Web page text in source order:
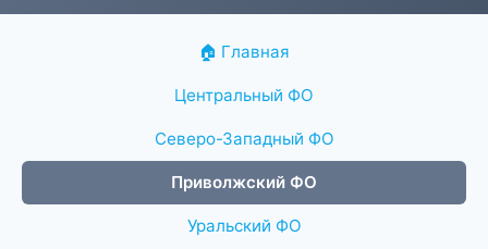
🏠 Главная
Центральный ФО
Северо-Западный ФО
Приволжский ФО
Уральский ФО